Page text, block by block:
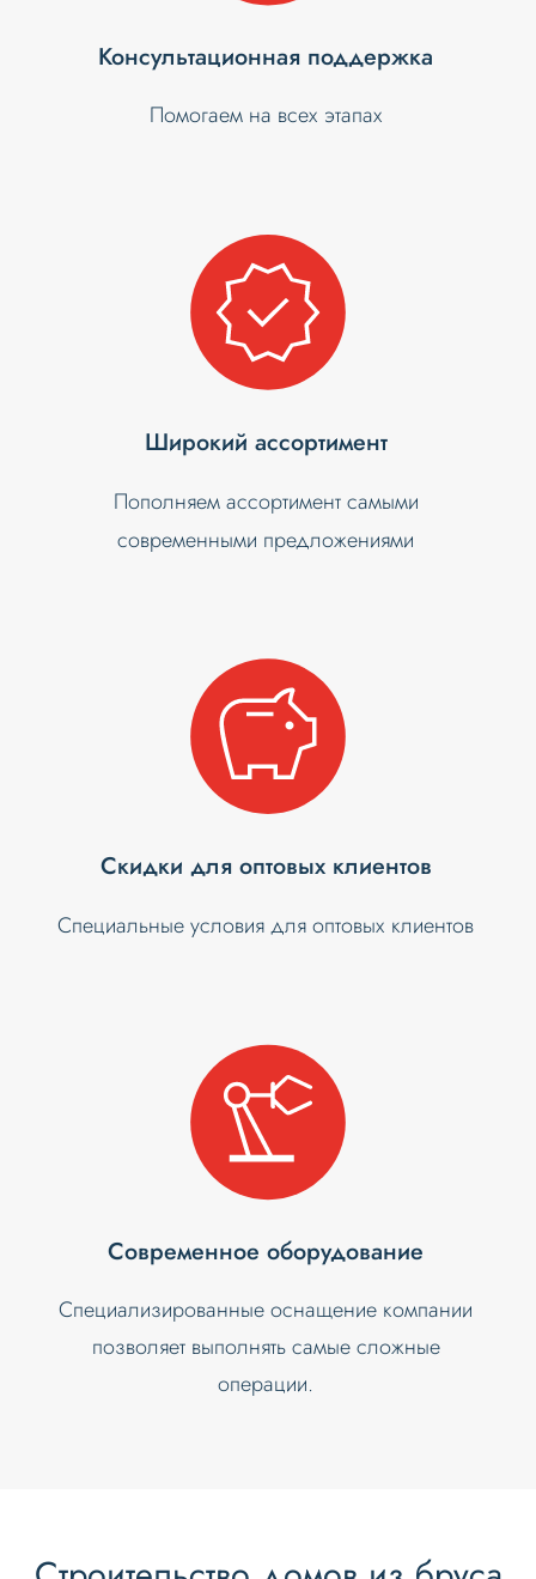
Консультационная поддержка
Помогаем на всех этапах
Широкий ассортимент
Пополняем ассортимент самыми
современными предложениями
Скидки для оптовых клиентов
Специальные условия для оптовых клиентов
Современное оборудование
Специализированные оснащение компании
позволяет выполнять самые сложные
операции.